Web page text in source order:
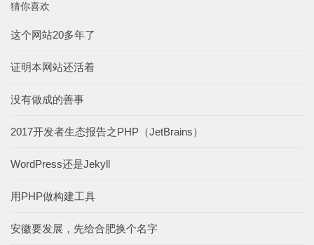
猜你喜欢
这个网站20多年了
证明本网站还活着
没有做成的善事
2017开发者生态报告之PHP（JetBrains）
WordPress还是Jekyll
用PHP做构建工具
安徽要发展，先给合肥换个名字